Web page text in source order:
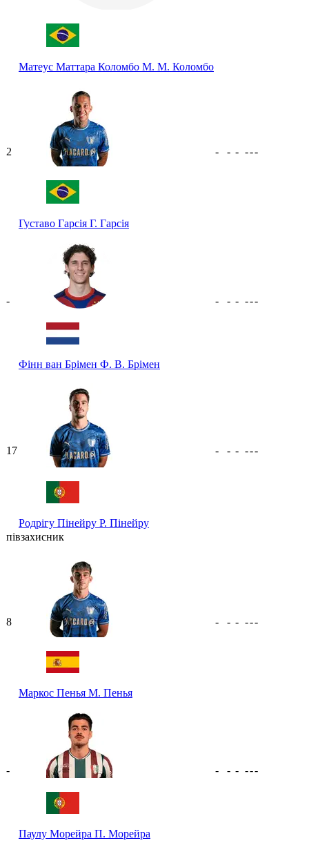
Матеус Маттара Коломбо М. М. Коломбо
2
Густаво Гарсія Г. Гарсія
- - - ---
-
Фінн ван Брімен Ф. В. Брімен
- - - ---
17
Родрігу Пінейру Р. Пінейру
- - - ---
півзахисник
8
Маркос Пенья М. Пенья
- - - ---
-
Паулу Морейра П. Морейра
- - - ---